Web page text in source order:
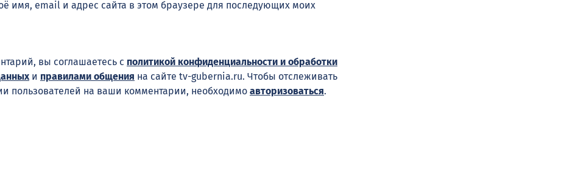
имя, email и адрес сайта в этом браузере для последующих моих
вы соглашаетесь с политикой конфиденциальности и обработки
и правилами общения на сайте tv-gubernia.ru. Чтобы отслеживать
пользователей на ваши комментарии, необходимо авторизоваться.